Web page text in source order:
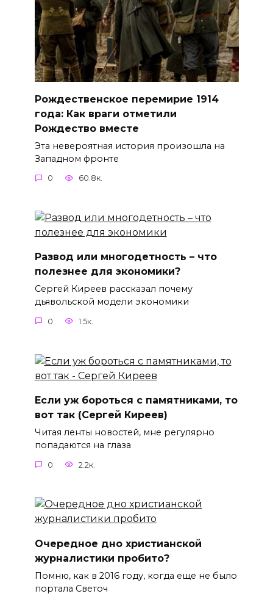
Рождественское перемирие 1914
года: Как враги отметили
Рождество вместе
Эта невероятная история произошла на
Западном фронте
0 60.8к.
Развод или многодетность – что
полезнее для экономики?
Сергей Киреев рассказал почему
дьявольской модели экономики
0 1.5к.
Если уж бороться с памятниками, то
вот так (Сергей Киреев)
Читая ленты новостей, мне регулярно
попадаются на глаза
0 2.2к.
Очередное дно христианской
журналистики пробито?
Помню, как в 2016 году, когда еще не было
портала Светоч